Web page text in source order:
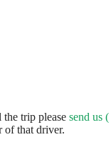
trip please send us (
of that driver.